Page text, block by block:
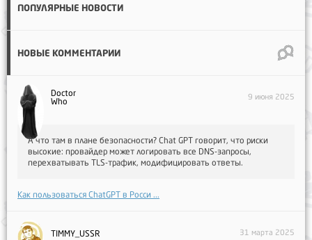
ПОПУЛЯРНЫЕ НОВОСТИ
НОВЫЕ КОММЕНТАРИИ
Doctor
Who
9 июня 2025
А что там в плане безопасности? Chat GPT говорит, что риски
высокие: провайдер может логировать все DNS-запросы,
перехватывать TLS-трафик, модифицировать ответы.
Как пользоваться ChatGPT в Росси ...
TIMMY_USSR 31 марта 2025